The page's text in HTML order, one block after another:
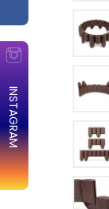
INSTAGRAM